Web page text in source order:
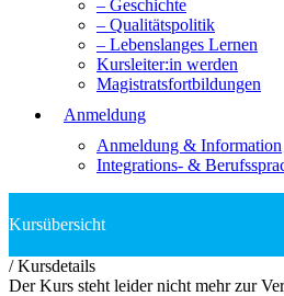
– Geschichte
– Qualitätspolitik
– Lebenslanges Lernen
Kursleiter:in werden
Magistratsfortbildungen
Anmeldung
Anmeldung & Information
Integrations- &
/Kursdetails
Der Kurs steht leider nicht mehr zur